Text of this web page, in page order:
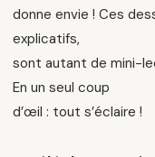
donne envie ! Ces
explicatifs,
sont autant de mini-
En un seul coup
d’œil : tout s’éclaire !